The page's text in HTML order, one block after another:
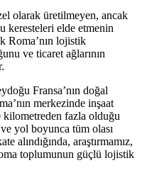
olarak üretilmeyen, ancak
keresteleri elde etmenin
Roma’nın lojistik
ve ticaret ağlarının
Fransa’nın doğal
merkezinde inşaat
kilometreden fazla olduğu
yol boyunca tüm olası
alındığında, araştırmamız,
toplumunun güçlü lojistik